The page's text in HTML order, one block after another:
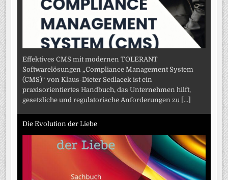
Effektives CMS mit modernen TOLERANT
Softwarelösungen „Compliance Management System
(CMS)“ von Klaus-Dieter Sedlacek ist ein
praxisorientiertes Handbuch, das Unternehmen hilft,
gesetzliche und regulatorische Anforderungen zu [...]
Die Evolution der Liebe